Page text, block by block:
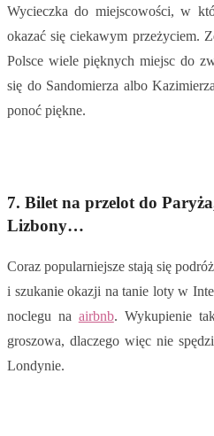
Wycieczka do miejscowości, w
okazać się ciekawym przeżyciem.
Polsce wiele pięknych miejsc do
się do Sandomierza albo
ponoć piękne.
7. Bilet na przelot do
Lizbony…
Coraz popularniejsze stają się
i szukanie okazji na tanie loty w
noclegu na airbnb. Wykupienie
groszowa, dlaczego więc nie
Londynie.